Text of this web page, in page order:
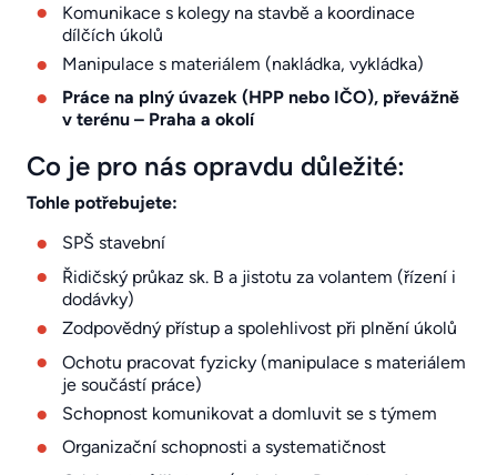
Komunikace s kolegy na stavbě a koordinace
dílčích úkolů
Manipulace s materiálem (nakládka, vykládka)
Práce na plný úvazek (HPP nebo IČO), převážně
v terénu – Praha a okolí
Co je pro nás opravdu důležité:
Tohle potřebujete:
SPŠ stavební
Řidičský průkaz sk. B a jistotu za volantem (řízení i
dodávky)
Zodpovědný přístup a spolehlivost při plnění úkolů
Ochotu pracovat fyzicky (manipulace s materiálem
je součástí práce)
Schopnost komunikovat a domluvit se s týmem
Organizační schopnosti a systematičnost